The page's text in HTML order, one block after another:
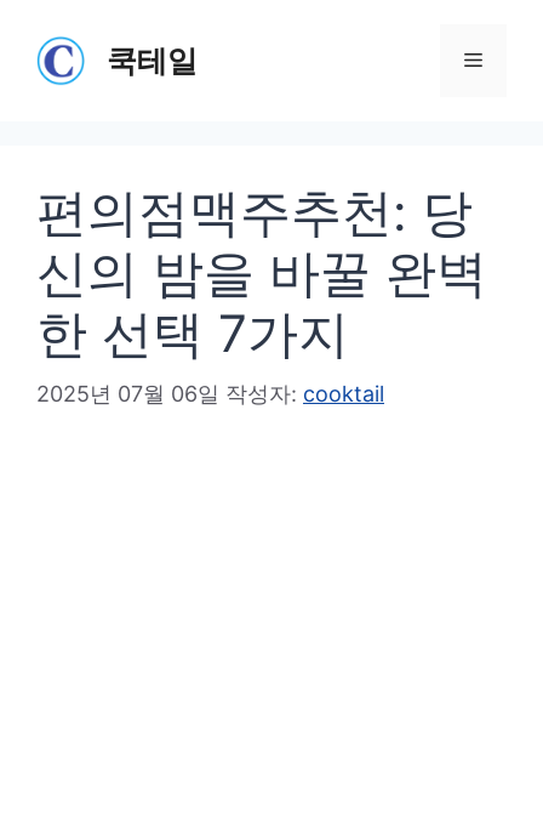
쿡테일 메
편의점맥주추천: 당
신의 밤을 바꿀 완벽
한 선택 7가지
2025년 07월 06일 작성자: cooktail